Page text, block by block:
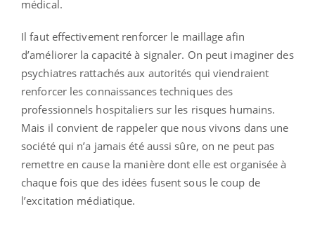
médical.
Il faut effectivement renforcer le maillage afin
d’améliorer la capacité à signaler. On peut imaginer des
psychiatres rattachés aux autorités qui viendraient
renforcer les connaissances techniques des
professionnels hospitaliers sur les risques humains.
Mais il convient de rappeler que nous vivons dans une
société qui n’a jamais été aussi sûre, on ne peut pas
remettre en cause la manière dont elle est organisée à
chaque fois que des idées fusent sous le coup de
l’excitation médiatique.